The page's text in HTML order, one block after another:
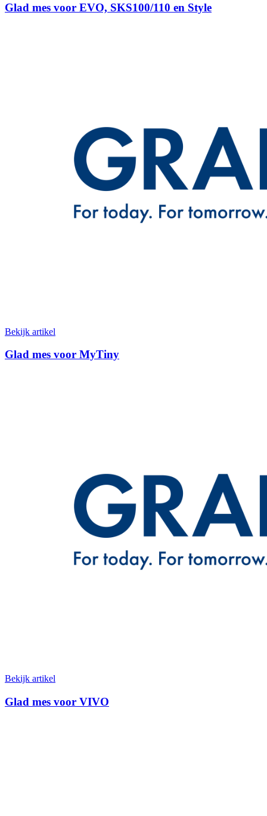
Glad mes voor EVO, SKS100/110 en Style
Bekijk artikel
Glad mes voor MyTiny
Bekijk artikel
Glad mes voor VIVO